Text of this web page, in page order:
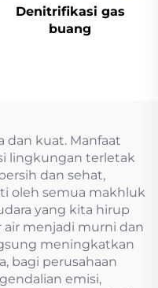
Denitrifikasi gas
buang
dan kuat. Manfaat
lingkungan terletak
dan sehat,
oleh semua makhluk
yang kita hirup
menjadi murni dan
meningkatkan
bagi perusahaan
emisi,